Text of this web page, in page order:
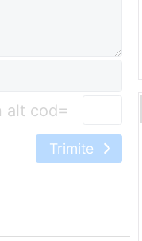
=
Trimite